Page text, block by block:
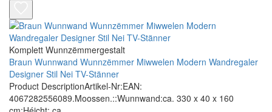
Komplett Wunnzëmmergestalt
Braun Wunnwand Wunnzëmmer Miwwelen Modern Wandregaler
Designer Stil Nei TV-Stänner
Product DescriptionArtikel-Nr:EAN:
4067282556089.Moossen.::Wunnwand:ca. 330 x 40 x 160